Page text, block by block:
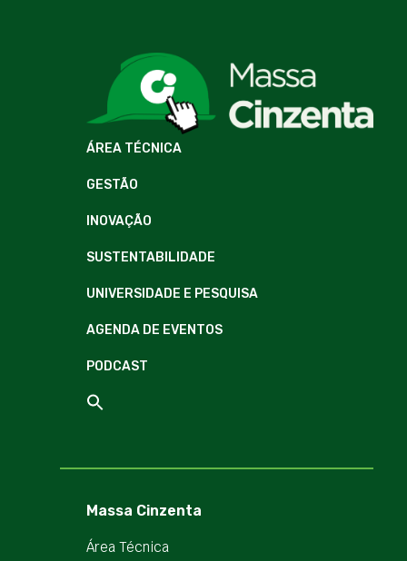
ÁREA TÉCNICA
GESTÃO
INOVAÇÃO
SUSTENTABILIDADE
UNIVERSIDADE E PESQUISA
AGENDA DE EVENTOS
PODCAST
Massa Cinzenta
Área Técnica